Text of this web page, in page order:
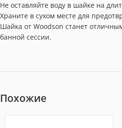
Не оставляйте воду в шайке на
Храните в сухом месте для
Шайка от Woodson станет
банной сессии.
Похожие